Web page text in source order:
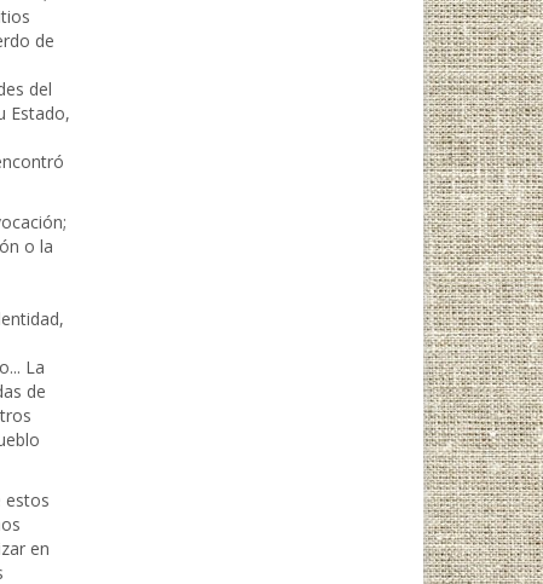
de
del
Estado,
o la
La
de
estos
en